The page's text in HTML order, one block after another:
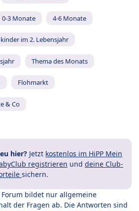
0-3 Monate 4-6 Monate
im 2. Lebensjahr
Thema des Monats
Flohmarkt
& Co
hier? Jetzt kostenlos im HiPP Mein
registrieren und deine Club-
sichern.
Forum bildet nur allgemeine
der Fragen ab. Die Antworten sind